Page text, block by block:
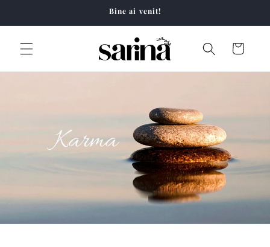
Bine ai venit!
Coș